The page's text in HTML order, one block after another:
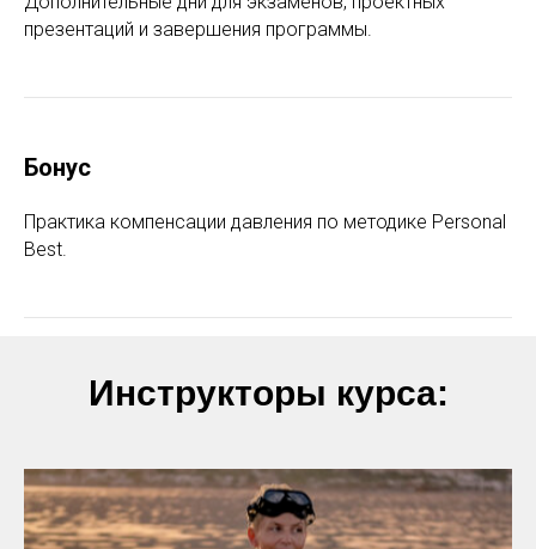
презентаций и завершения программы.
Бонус
Практика компенсации давления по методике Personal
Best.
Инструкторы курса: